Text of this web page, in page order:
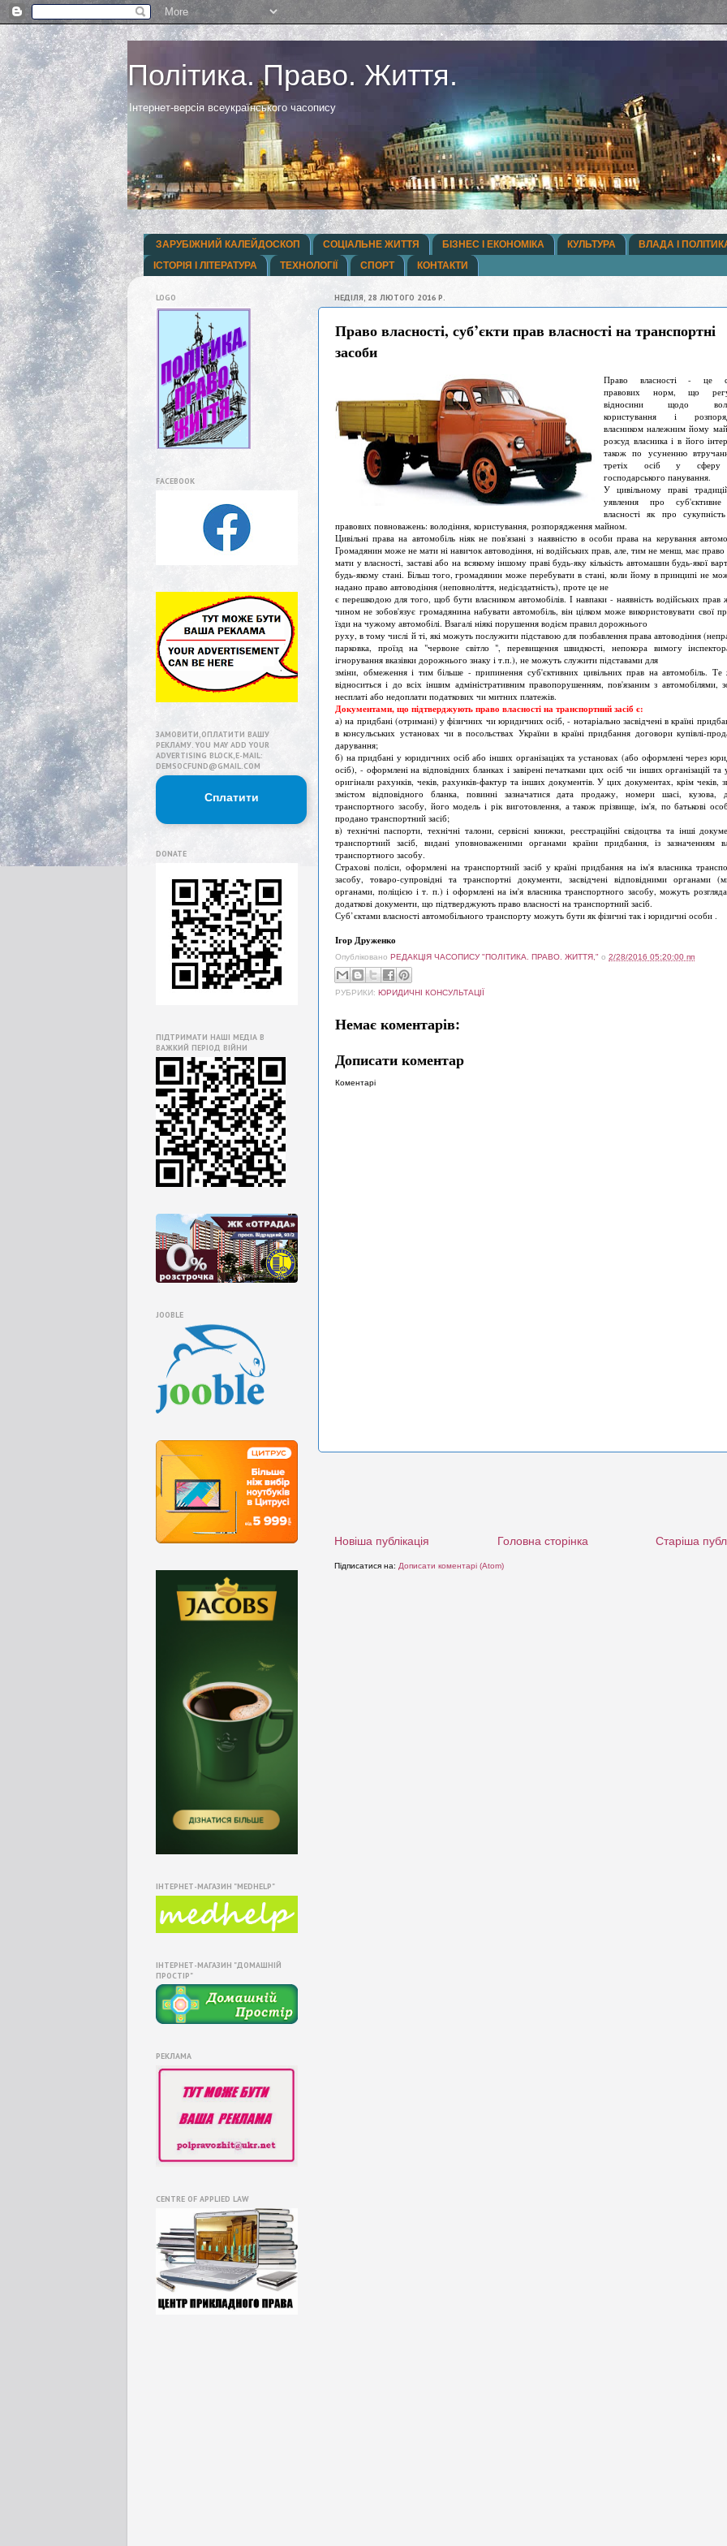
Політика. Право. Життя.
Інтернет-версія всеукраїнського часопису
ЗАРУБІЖНИЙ КАЛЕЙДОСКОП СОЦІАЛЬНЕ ЖИТТЯ БІЗНЕС І ЕКОНОМІКА КУЛЬТУРА ВЛАДА І
ІСТОРІЯ І ЛІТЕРАТУРА
ТЕХНОЛОГІЇ СПОРТ КОНТАКТИ
НЕДІЛЯ, 28 ЛЮТОГО 2016 Р.
Право власності, суб’єкти прав власності на транспортні
засоби
Право власності - це
правових норм, що
відносини щодо
користування і
власником належним йому
розсуд власника і в його
також по усуненню
третіх осіб у сферу
господарського панування.
У цивільному праві
уявлення про суб'єктивне
власності як про
правових повноважень: володіння, користування, розпорядження майном.
Цивільні права на автомобіль ніяк не пов'язані з наявністю в особи права на керування
Громадянин може не мати ні навичок автоводіння, ні водійських прав, але, тим не менш, має право
мати у власності, заставі або на всякому іншому праві будь-яку кількість автомашин будь-якої
будь-якому стані. Більш того, громадянин може перебувати в стані, коли йому в принципі не
надано право автоводіння (неповноліття, недієздатність), проте це не
є перешкодою для того, щоб бути власником автомобілів. І навпаки - наявність водійських
чином не зобов'язує громадянина набувати автомобіль, він цілком може використовувати свої
їзди на чужому автомобілі. Взагалі ніякі порушення водієм правил дорожнього
руху, в тому числі й ті, які можуть послужити підставою для позбавлення права автоводіння
парковка, проїзд на "червоне світло ", перевищення швидкості, непокора вимогу
ігнорування вказівки дорожнього знаку і т.п.), не можуть служити підставами для
зміни, обмеження і тим більше - припинення суб'єктивних цивільних прав на автомобіль.
відноситься і до всіх іншим адміністративним правопорушенням, пов'язаним з автомобілями,
несплаті або недоплати податкових чи митних платежів.
Документами, що підтверджують право власності на транспортний засіб є:
а) на придбані (отримані) у фізичних чи юридичних осіб, - нотаріально засвідчені в країні
в консульських установах чи в посольствах України в країні придбання договори купівлі-
дарування;
б) на придбані у юридичних осіб або інших організаціях та установах (або оформлені через
осіб), - оформлені на відповідних бланках і завірені печатками цих осіб чи інших організацій та
оригінали рахунків, чеків, рахунків-фактур та інших документів. У цих документах, крім чеків,
змістом відповідного бланка, повинні зазначатися дата продажу, номери шасі, кузова,
транспортного засобу, його модель і рік виготовлення, а також прізвище, ім'я, по батькові
продано транспортний засіб;
в) технічні паспорти, технічні талони, сервісні книжки, реєстраційні свідоцтва та інші
транспортний засіб, видані уповноваженими органами країни придбання, із зазначенням
транспортного засобу.
Страхові поліси, оформлені на транспортний засіб у країні придбання на ім'я власника
засобу, товаро-супровідні та транспортні документи, засвідчені відповідними органами
органами, поліцією і т. п.) і оформлені на ім'я власника транспортного засобу, можуть
додаткові документи, що підтверджують право власності на транспортний засіб.
Суб’єктами власності автомобільного транспорту можуть бути як фізичні так і юридичні особи .
Ігор Друженко
Опубліковано РЕДАКЦІЯ ЧАСОПИСУ "ПОЛІТИКА. ПРАВО. ЖИТТЯ," о 2/28/2016 05:20:00 пп
РУБРИКИ: ЮРИДИЧНІ КОНСУЛЬТАЦІЇ
Немає коментарів:
Дописати коментар
Коментарі
Новіша публікація Старіша
Головна сторінка
Підписатися на: Дописати коментарі (Atom)
LOGO
FACEBOOK
ЗАМОВИТИ,ОПЛАТИТИ ВАШУ
РЕКЛАМУ. YOU MAY ADD YOUR
ADVERTISING BLOCK,E-MAIL:
DEMSOCFUND@GMAIL.COM
Сплатити
DONATE
ПІДТРИМАТИ НАШІ МЕДІА В
ВАЖКИЙ ПЕРІОД ВІЙНИ
JOOBLE
ІНТЕРНЕТ-МАГАЗИН "MEDHELP"
ІНТЕРНЕТ-МАГАЗИН "ДОМАШНІЙ
ПРОСТІР"
РЕКЛАМА
CENTRE OF APPLIED LAW